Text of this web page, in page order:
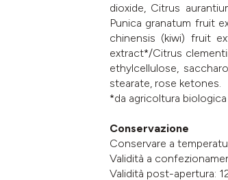
dioxide, Citrus
Punica granatum fruit
chinensis (kiwi) fruit
extract*/Citrus
ethylcellulose,
stearate, rose ketones.
*da agricoltura biologica
Conservazione
Conservare a
Validità a
Validità post-apertura: